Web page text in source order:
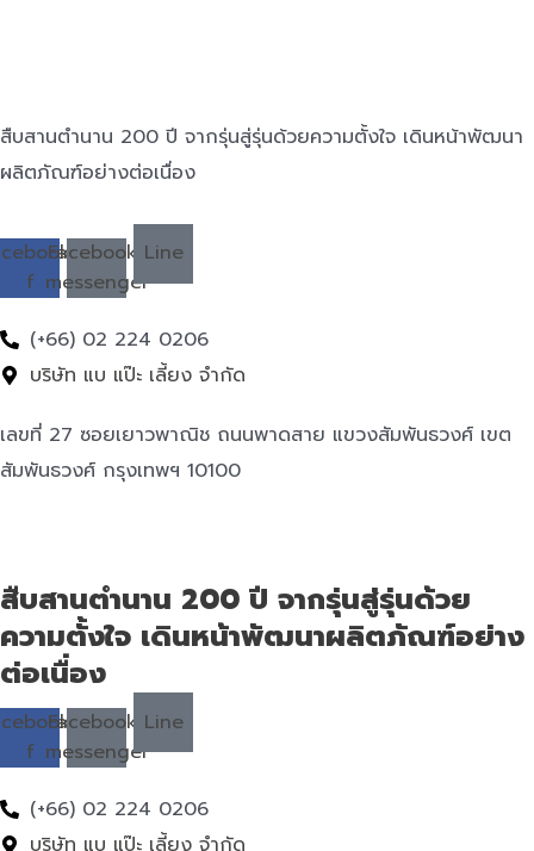
สืบสานตำนาน 200 ปี จากรุ่นสู่รุ่นด้วยความตั้งใจ เดินหน้าพัฒนา
ผลิตภัณฑ์อย่างต่อเนื่อง
f
Facebook-
messenger
Line
(+66) 02 224 0206
บริษัท แบ แป๊ะ เลี้ยง จำกัด
เลขที่ 27 ซอยเยาวพาณิช ถนนพาดสาย แขวงสัมพันธวงศ์ เขต
สัมพันธวงศ์ กรุงเทพฯ 10100
สืบสานตำนาน 200 ปี จากรุ่นสู่รุ่นด้วย
ความตั้งใจ เดินหน้าพัฒนาผลิตภัณฑ์อย่าง
ต่อเนื่อง
f
Facebook-
messenger
Line
(+66) 02 224 0206
บริษัท แบ แป๊ะ เลี้ยง จำกัด